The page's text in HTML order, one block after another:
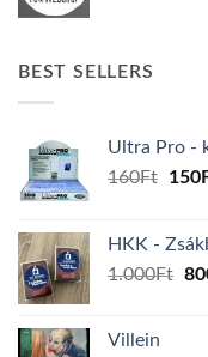
BEST SELLERS
Ultra Pro -
160Ft 150
HKK -
1.000Ft
Villein